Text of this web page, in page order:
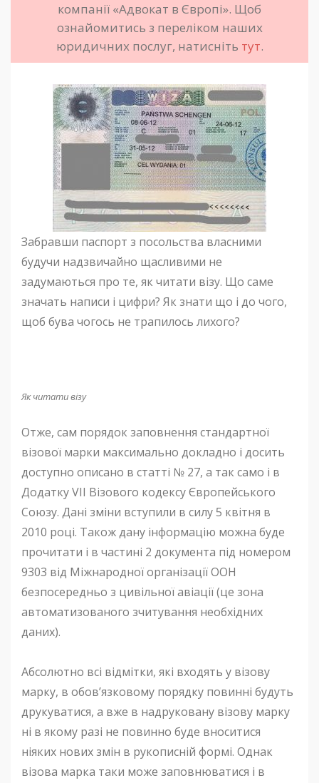
компанії «Адвокат в Європі». Щоб
ознайомитись з переліком наших
юридичних послуг, натисніть тут.
Забравши паспорт з посольства власними
будучи надзвичайно щасливими не
задумаються про те, як читати візу. Що саме
значать написи і цифри? Як знати що і до чого,
щоб бува чогось не трапилось лихого?
Як читати візу
Отже, сам порядок заповнення стандартної
візової марки максимально докладно і досить
доступно описано в статті № 27, а так само і в
Додатку VII Візового кодексу Європейського
Союзу. Дані зміни вступили в силу 5 квітня в
2010 році. Також дану інформацію можна буде
прочитати і в частині 2 документа під номером
9303 від Міжнародної організації ООН
безпосередньо з цивільної авіації (це зона
автоматизованого зчитування необхідних
даних).
Абсолютно всі відмітки, які входять у візову
марку, в обов’язковому порядку повинні будуть
друкуватися, а вже в надруковану візову марку
ні в якому разі не повинно буде вноситися
ніяких нових змін в рукописній формі. Однак
візова марка таки може заповнюватися і в